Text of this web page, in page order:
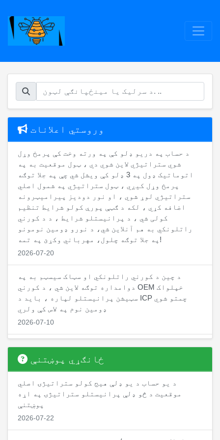
وروستي اعلانات
د حساب په دریو ډلو کې په ورته وخت کې پرمخ وړل
شوي ستراتیژي لاین شوي دي ، ټول موقعیت به په
اتوماتيک ډول په 3 ډلو کې ویشل شي چې په جلا توګه
پرمخ وړل کیږي ، ټول ستراتیژي په شمول اصلي
ستراتیژي لوړ شوي ، او نور دودیز پیرامیټرونه
اضافه کړي ، لکه د ګټې پورې کولو شرایط تنظیم
کولی شي ، د پرانیستلو شرایط ، د د کورني
راتلونکي به هم آنلاین شي، د نورو ډومین نومونو
په جلا توګه چلول، مهرباني وکړئ په تمه!
2026-07-20
د چین د کورني راتلونکي او سټاک سیسټم به په
دوامداره توګه لاین شي ، د کورني OEM خپلواک
سټیشن پرانیستلو لپاره ، باید د ICP چمتو شوي
ډومین نوم په لاس کې ولري
2026-07-10
په نږدې توګه د چین د کورني راتلونکي CTP نسخه،
په کورني راتلونکي شرکتونو کې حسابونه پرانیستل
کیدی شي، د کورني راتلونکي سافټویر حسابونه د
لپاره د RMB ملاتړ کوي
2026-07-01
ځانګړي پوښتنې
د یو حساب د یو ډلې هیج کولو ستراتیژۍ اصلي
موقعیت د څو ډلې پرانیستلو ستراتیژۍ په اړه
پوښتنې
2026-07-22